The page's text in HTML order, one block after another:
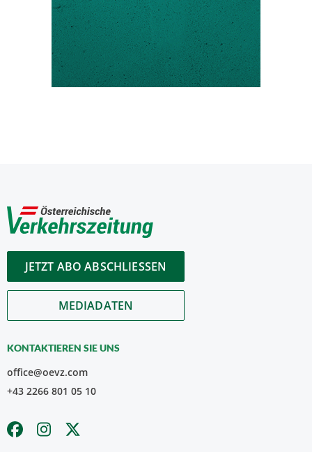
JETZT ABO ABSCHLIESSEN
MEDIADATEN
KONTAKTIEREN SIE UNS
office@oevz.com
+43 2266 801 05 10